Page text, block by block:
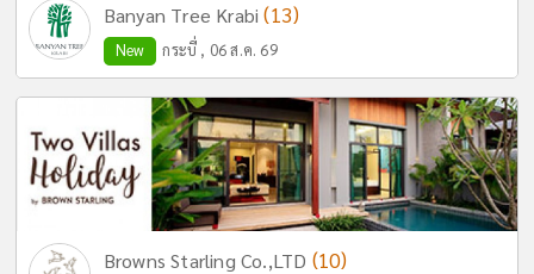
Banyan Tree Krabi(13)
New กระบี่ , 06 ส.ค. 69
Browns Starling Co.,LTD (10)